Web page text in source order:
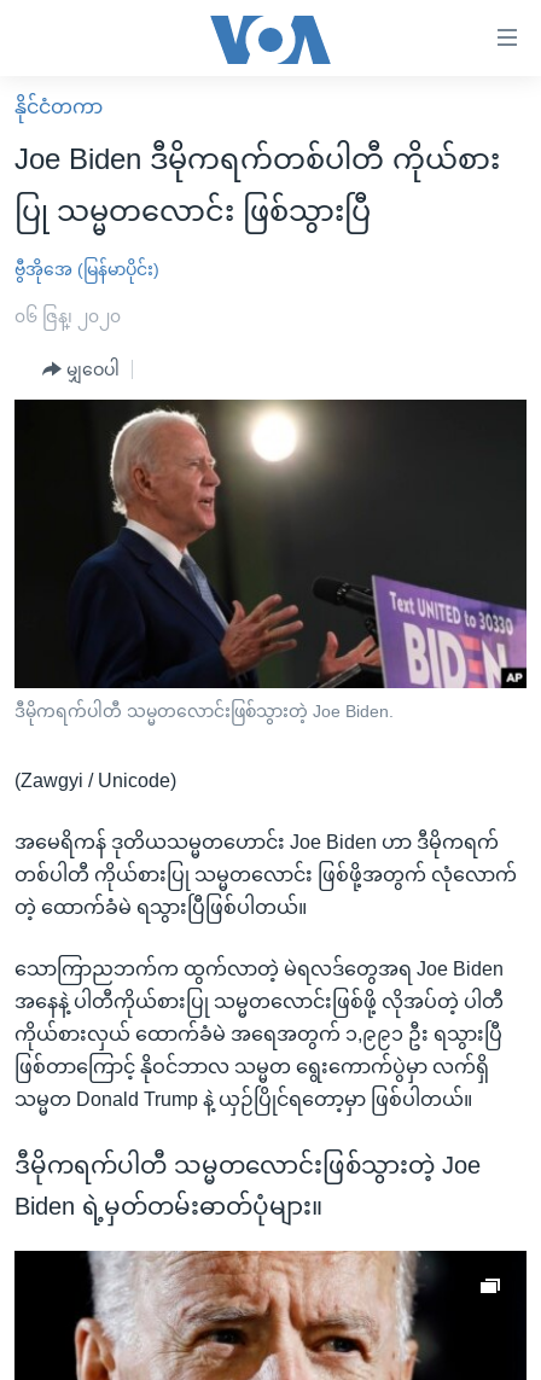
လွယ်ကူ
စေ
သည့်
Link
များ
ပင်မ
ကြည့်
ရှာဖွေ
နေရာ
သို့
ကျော်
မူလစာမျက်နှာ
မြန်မာ
ကမ္ဘာ့သတင်းများ
နိုင်ငံတကာ
အမေရိကန်
အစ္စရေး-ပါလက်စတိုင်း
ဗွီဒီယို
သတင်းလွတ်လပ်ခွင့်
အင်္ဂလိပ်စာလေ့လာမယ်
အမေရိကန်သုံးအီဒီယံ
မကြေးမုံရဲ့ အင်္ဂလိပ်စာ
ရုပ်ရှင်ထဲက အင်္ဂလိပ်စာ
သုတပဒေသာ အင်္ဂလိပ်စာ
အပတ်စဉ်ကဏ္ဍများ
ရေဒီယိုနှင့်ရုပ်သံ အချက်အလက်များ
ရေဒီယို/တီဗွီအစီအစဉ်
Learning English
နိုင်ငံတကာ
Joe Biden ဒီမိုကရက်တစ်ပါတီ ကိုယ်စား
ပြု သမ္မတလောင်း ဖြစ်သွားပြီ
ဗွီအိုအေ (မြန်မာပိုင်း)
၀၆ ဇြန္၊ ၂၀၂၀
မျှဝေပါ
ဒီမိုကရက်ပါတီ သမ္မတလောင်းဖြစ်သွားတဲ့ Joe Biden.
(Zawgyi / Unicode)
အမေရိကန် ဒုတိယသမ္မတဟောင်း Joe Biden ဟာ ဒီမိုကရက်
တစ်ပါတီ ကိုယ်စားပြု သမ္မတလောင်း ဖြစ်ဖို့အတွက် လုံလောက်
တဲ့ ထောက်ခံမဲ ရသွားပြီဖြစ်ပါတယ်။
သောကြာညဘက်က ထွက်လာတဲ့ မဲရလဒ်တွေအရ Joe Biden
အနေနဲ့ ပါတီကိုယ်စားပြု သမ္မတလောင်းဖြစ်ဖို့ လိုအပ်တဲ့ ပါတီ
ကိုယ်စားလှယ် ထောက်ခံမဲ အရေအတွက် ၁,၉၉၁ ဦး ရသွားပြီ
ဖြစ်တာကြောင့် နိုဝင်ဘာလ သမ္မတ ရွေးကောက်ပွဲမှာ လက်ရှိ
သမ္မတ Donald Trump နဲ့ ယှဉ်ပြိုင်ရတော့မှာ ဖြစ်ပါတယ်။
ဒီမိုကရက်ပါတီ သမ္မတလောင်းဖြစ်သွားတဲ့ Joe
Biden ရဲ့မှတ်တမ်းဓာတ်ပုံများ။